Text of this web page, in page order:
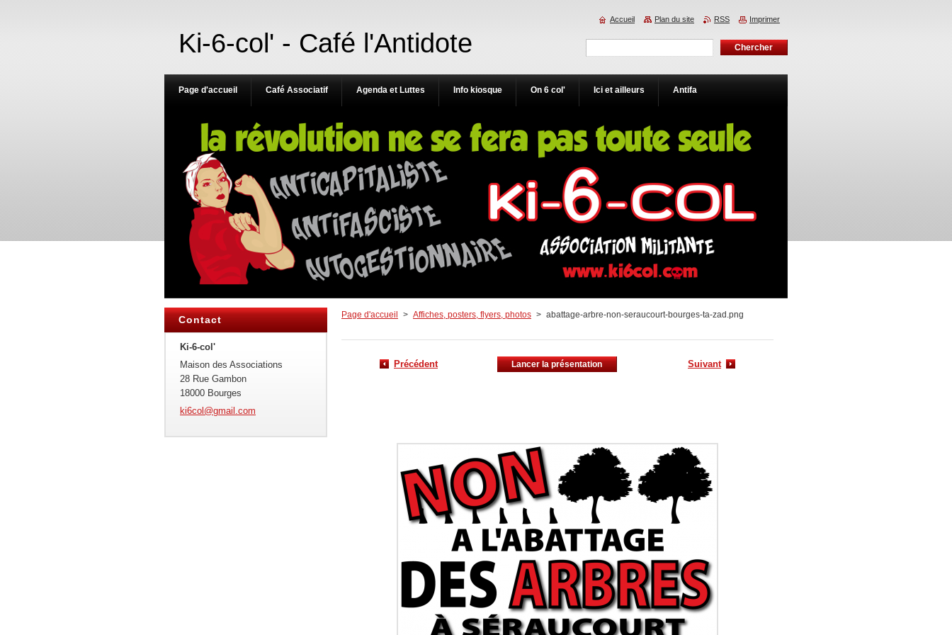
Ki-6-col' - Café l'Antidote
Page d'accueil > Affiches, posters, flyers, photos > abattage-arbre-non-seraucourt-bourges-ta-zad.png
Précédent Lancer la présentation Suivant
Contact
Ki-6-col'
Maison des Associations
28 Rue Gambon
18000 Bourges
ki6col@gmail.com
Page d'accueil Café Associatif Agenda et Luttes Info kiosque On 6 col' Ici et ailleurs Antifa
Accueil Plan du site RSS Imprimer